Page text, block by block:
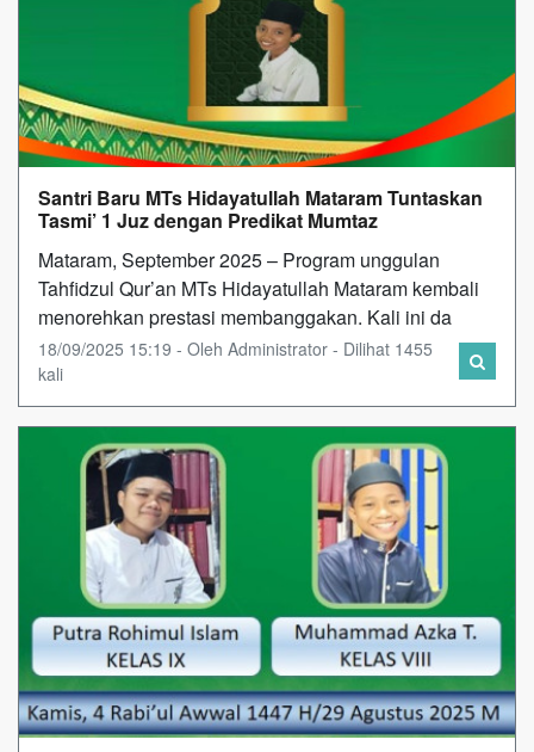
Santri Baru MTs Hidayatullah Mataram Tuntaskan
Tasmi’ 1 Juz dengan Predikat Mumtaz
Mataram, September 2025 – Program unggulan
Tahfidzul Qur’an MTs Hidayatullah Mataram kembali
menorehkan prestasi membanggakan. Kali ini da
18/09/2025 15:19 - Oleh Administrator - Dilihat 1455
kali